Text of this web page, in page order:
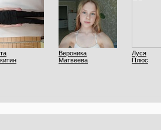
Вероника
Матвеева
Луся
Плюс